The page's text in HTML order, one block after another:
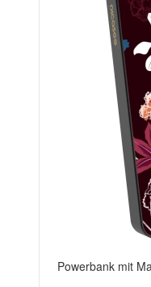
Powerbank mit